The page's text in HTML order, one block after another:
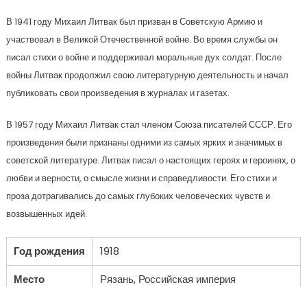
В 1941 году Михаил Литвак был призван в Советскую Армию и
участвовал в Великой Отечественной войне. Во время службы он
писал стихи о войне и поддерживал моральные дух солдат. После
войны Литвак продолжил свою литературную деятельность и начал
публиковать свои произведения в журналах и газетах.
В 1957 году Михаил Литвак стал членом Союза писателей СССР. Его
произведения были признаны одними из самых ярких и значимых в
советской литературе. Литвак писал о настоящих героях и героинях, о
любви и верности, о смысле жизни и справедливости. Его стихи и
проза дотрагивались до самых глубоких человеческих чувств и
возвышенных идей.
Год рождения
1918
Место
Рязань, Российская империя